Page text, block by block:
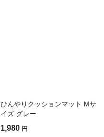
ひんやりクッションマット Mサ
イズ グレー
1,980 円